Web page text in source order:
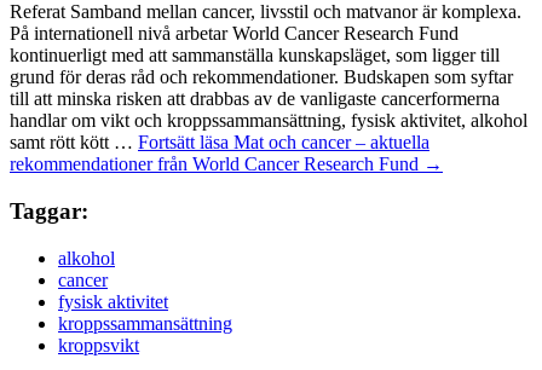
Referat Samband mellan cancer, livsstil och matvanor är komplexa.
På internationell nivå arbetar World Cancer Research Fund
kontinuerligt med att sammanställa kunskapsläget, som ligger till
grund för deras råd och rekommendationer. Budskapen som syftar
till att minska risken att drabbas av de vanligaste cancerformerna
handlar om vikt och kroppssammansättning, fysisk aktivitet, alkohol
samt rött kött … Fortsätt läsa Mat och cancer – aktuella
rekommendationer från World Cancer Research Fund →
Taggar:
alkohol
cancer
fysisk aktivitet
kroppssammansättning
kroppsvikt